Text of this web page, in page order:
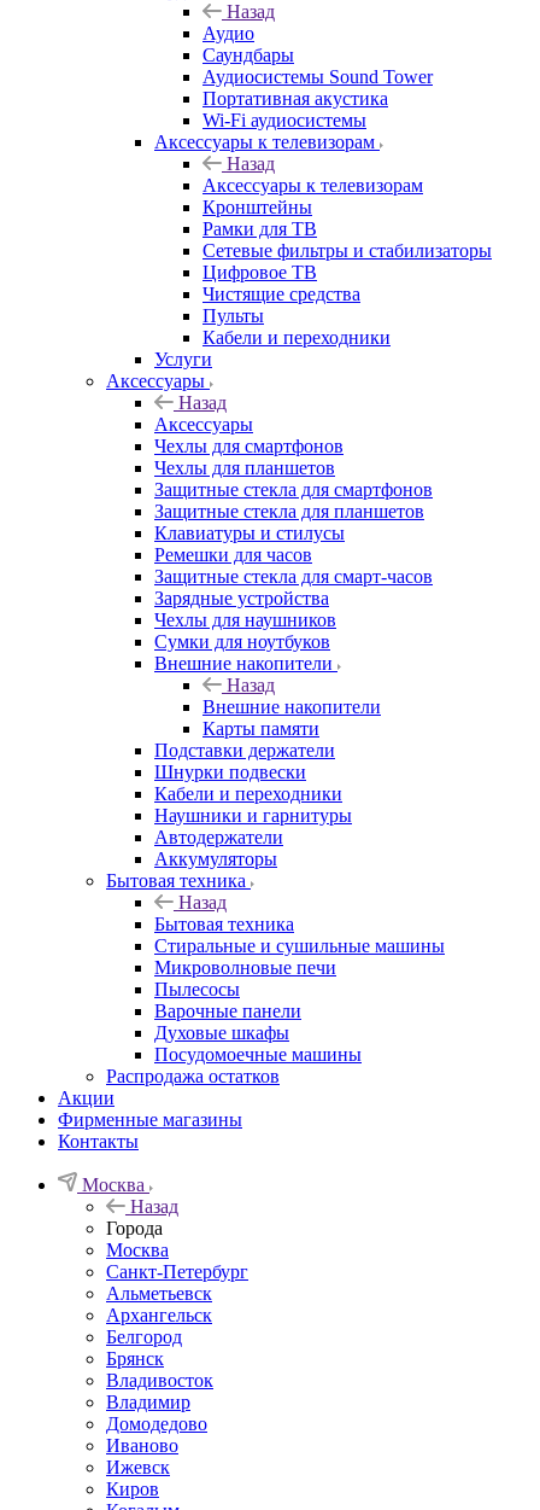
Назад
Аудио
Саундбары
Аудиосистемы Sound Tower
Портативная акустика
Wi-Fi аудиосистемы
Аксессуары к телевизорам
Назад
Аксессуары к телевизорам
Кронштейны
Рамки для ТВ
Сетевые фильтры и стабилизаторы
Цифровое ТВ
Чистящие средства
Пульты
Кабели и переходники
Услуги
Аксессуары
Назад
Аксессуары
Чехлы для смартфонов
Чехлы для планшетов
Защитные стекла для смартфонов
Защитные стекла для планшетов
Клавиатуры и стилусы
Ремешки для часов
Защитные стекла для смарт-часов
Зарядные устройства
Чехлы для наушников
Сумки для ноутбуков
Внешние накопители
Назад
Внешние накопители
Карты памяти
Подставки держатели
Шнурки подвески
Кабели и переходники
Наушники и гарнитуры
Автодержатели
Аккумуляторы
Бытовая техника
Назад
Бытовая техника
Стиральные и сушильные машины
Микроволновые печи
Пылесосы
Варочные панели
Духовые шкафы
Посудомоечные машины
Распродажа остатков
Акции
Фирменные магазины
Контакты
Москва
Назад
Города
Москва
Санкт-Петербург
Альметьевск
Архангельск
Белгород
Брянск
Владивосток
Владимир
Домодедово
Иваново
Ижевск
Киров